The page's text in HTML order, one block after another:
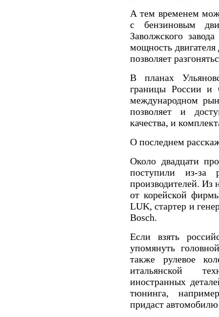
А тем временем
с бензиновым
Заволжского
мощность
позволяет
В планах
границы России и
международном
позволяет и
качества, и
О последнем
Около двадцати
поступили из-за
производителей. Из
от корейской
LUK, стартер и
Bosch.
Если взять
упомянуть
также рулевое
итальянской
иностранных
тюнинга,
придаст